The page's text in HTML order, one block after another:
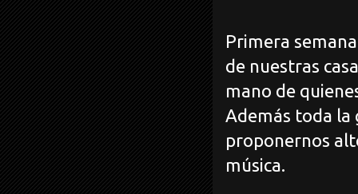
Primera
de nuestras
mano de
Además toda la
proponernos
música.